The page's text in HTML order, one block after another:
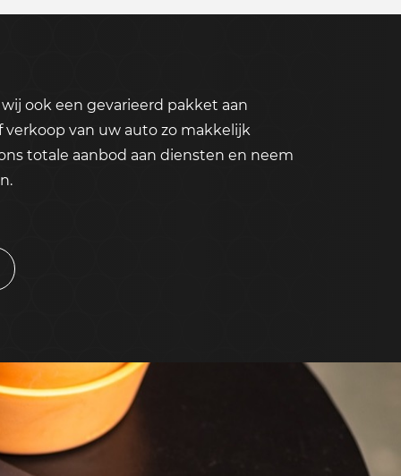
ook een gevarieerd pakket aan
verkoop van uw auto zo makkelijk
totale aanbod aan diensten en neem